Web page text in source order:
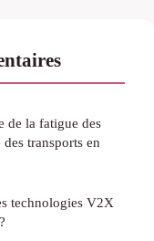
de la fatigue des
transports en
technologies V2X